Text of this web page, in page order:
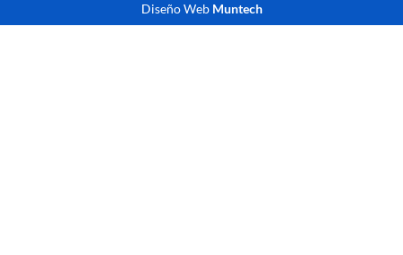
Diseño Web Muntech